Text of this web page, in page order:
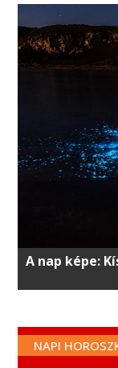
A nap képe:
NAPI